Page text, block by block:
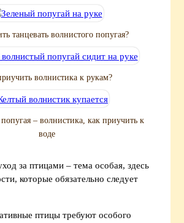
танцевать волнистого попугая?
волнистика к рукам?
– волнистика, как приучить к
воде
за птицами – тема особая, здесь
которые обязательно следует
птицы требуют особого